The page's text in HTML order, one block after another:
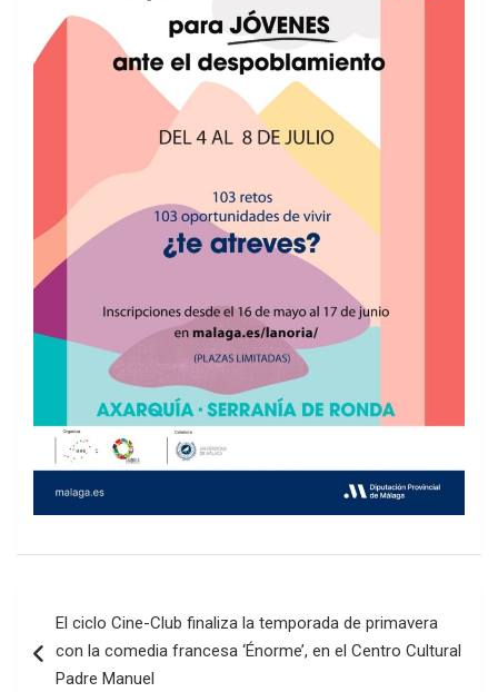
de
entradas
El ciclo Cine-Club finaliza la temporada de primavera
con la comedia francesa ‘Énorme’, en el Centro Cultural
Padre Manuel